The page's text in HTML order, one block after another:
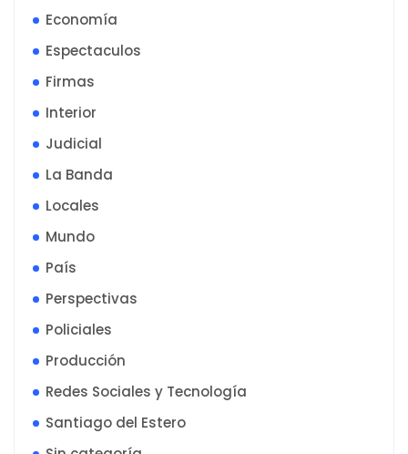
Economía
Espectaculos
Firmas
Interior
Judicial
La Banda
Locales
Mundo
País
Perspectivas
Policiales
Producción
Redes Sociales y Tecnología
Santiago del Estero